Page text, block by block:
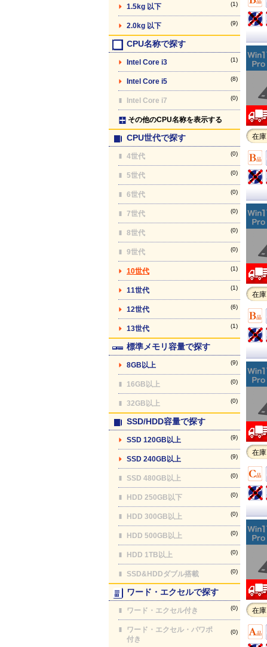
1.5kg 以下 (1)
2.0kg 以下 (9)
CPU名称で探す
Intel Core i3 (1)
Intel Core i5 (8)
Intel Core i7 (0)
その他のCPU名称を表示する
CPU世代で探す
4世代 (0)
5世代 (0)
6世代 (0)
7世代 (0)
8世代 (0)
9世代 (0)
10世代 (1)
11世代 (1)
12世代 (6)
13世代 (1)
標準メモリ容量で探す
8GB以上 (9)
16GB以上 (0)
32GB以上 (0)
SSD/HDD容量で探す
SSD 120GB以上 (9)
SSD 240GB以上 (9)
SSD 480GB以上 (0)
HDD 250GB以下 (0)
HDD 300GB以上 (0)
HDD 500GB以上 (0)
HDD 1TB以上 (0)
SSD&HDDダブル搭載 (0)
ワード・エクセルで探す
ワード・エクセル付き (0)
ワード・エクセル・パワポ
付き
(0)
在庫
在庫
在庫
在庫